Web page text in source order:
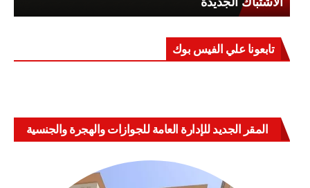
تابعونا علي الفيس بوك
المقر الجديد للإدارة العامة للجوازات والهجرة والجنسية